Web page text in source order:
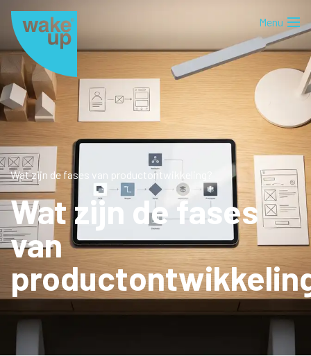
Wat zijn de fases van productontwikkeling?
Wat zijn de fases
van